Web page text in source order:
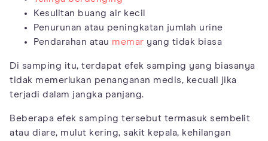
Kesulitan buang air kecil
Penurunan atau peningkatan jumlah urine
Pendarahan atau memar yang tidak biasa
Di samping itu, terdapat efek samping yang biasanya
tidak memerlukan penanganan medis, kecuali jika
terjadi dalam jangka panjang.
Beberapa efek samping tersebut termasuk sembelit
atau diare, mulut kering, sakit kepala, kehilangan